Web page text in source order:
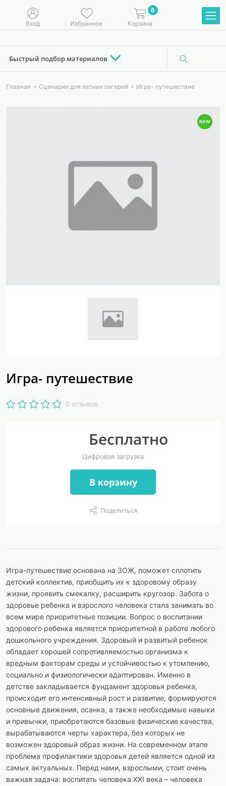
Вход Избранное
0
Корзина
Быстрый подбор материалов
Главная Сценарии для летних лагерей Игра- путешествие
Игра- путешествие
0 отзывов
Бесплатно
Цифровая загрузка
В корзину
Поделиться
Игра-путешествие основана на ЗОЖ, поможет сплотить
детский коллектив, приобщить их к здоровому образу
жизни, проявить смекалку, расширить кругозор. Забота о
здоровье ребенка и взрослого человека стала занимать во
всем мире приоритетные позиции. Вопрос о воспитании
здорового ребенка является приоритетной в работе любого
дошкольного учреждения. Здоровый и развитый ребенок
обладает хорошей сопротивляемостью организма к
вредным факторам среды и устойчивостью к утомлению,
социально и физиологически адаптирован. Именно в
детстве закладывается фундамент здоровья ребенка,
происходит его интенсивный рост и развитие, формируются
основные движения, осанка, а также необходимые навыки
и привычки, приобретаются базовые физические качества,
вырабатываются черты характера, без которых не
возможен здоровый образ жизни. На современном этапе
проблема профилактики здоровья детей является одной из
самых актуальных. Перед нами, взрослыми, стоит очень
важная задача: воспитать человека XXI века – человека